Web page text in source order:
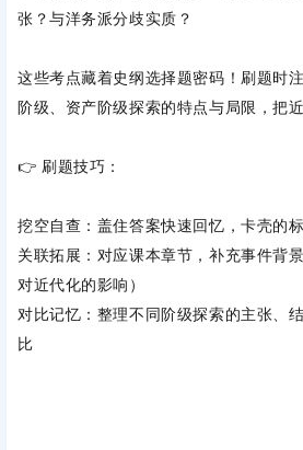
张？与洋务派分歧实质？
这些考点藏着史纲选择题密码！刷题时
阶级、资产阶级探索的特点与局限，把
👉 刷题技巧：
挖空自查：盖住答案快速回忆，卡壳的
关联拓展：对应课本章节，补充事件背
对近代化的影响）
对比记忆：整理不同阶级探索的主张、
比